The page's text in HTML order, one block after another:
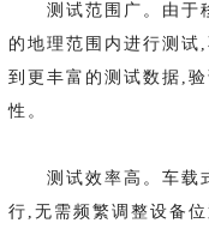
测试范围广。由于移
的地理范围内进行测试
到更丰富的测试数据,
性。
测试效率高。车载式
行,无需频繁调整设备